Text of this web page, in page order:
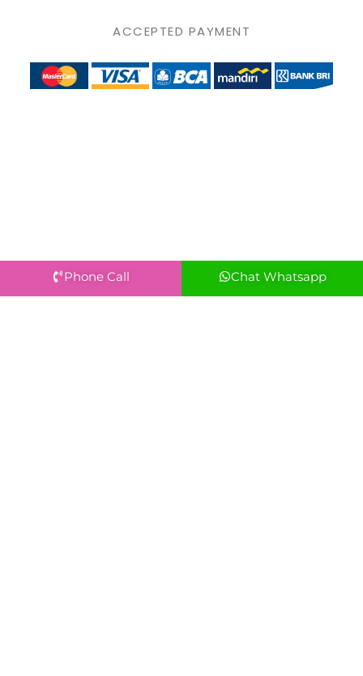
ACCEPTED PAYMENT
Phone Call Chat Whatsapp